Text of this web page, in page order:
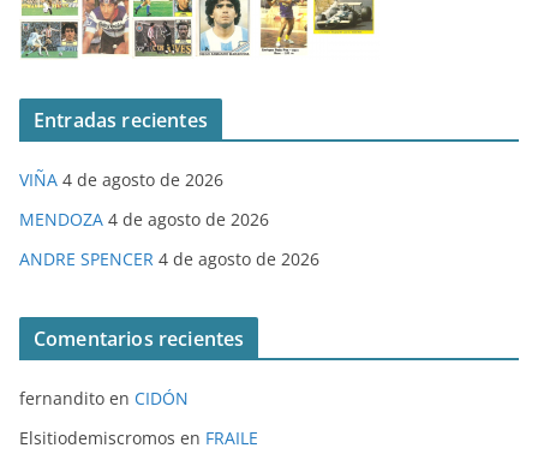
Entradas recientes
VIÑA 4 de agosto de 2026
MENDOZA 4 de agosto de 2026
ANDRE SPENCER 4 de agosto de 2026
Comentarios recientes
fernandito en CIDÓN
Elsitiodemiscromos en FRAILE